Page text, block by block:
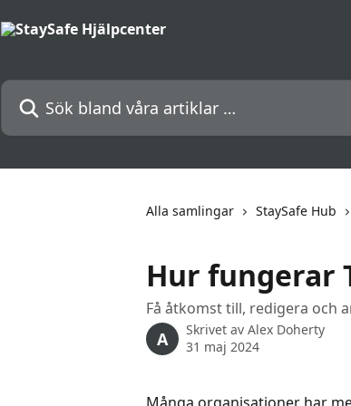
Sök bland våra artiklar …
Alla samlingar StaySafe Hub
Hur fungerar
Få åtkomst till, redigera och
A Skrivet av Alex Doherty
31 maj 2024